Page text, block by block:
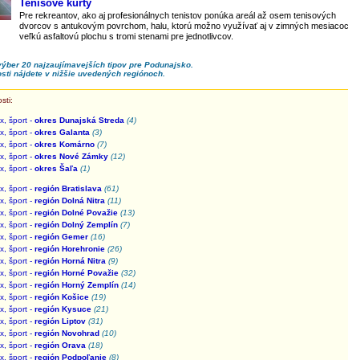
Tenisové kurty
Pre rekreantov, ako aj profesionálnych tenistov ponúka areál až osem tenisových
dvorcov s antukovým povrchom, halu, ktorú možno využívať aj v zimných
veľkú asfaltovú plochu s tromi stenami pre jednotlivcov.
20 najzaujímavejších tipov pre Podunajsko.
nájdete v nižšie uvedených regiónoch.
šport - okres Dunajská Streda (4)
šport - okres Galanta (3)
šport - okres Komárno (7)
šport - okres Nové Zámky (12)
šport - okres Šaľa (1)
šport - región Bratislava (61)
šport - región Dolná Nitra (11)
šport - región Dolné Považie (13)
šport - región Dolný Zemplín (7)
šport - región Gemer (16)
šport - región Horehronie (26)
šport - región Horná Nitra (9)
šport - región Horné Považie (32)
šport - región Horný Zemplín (14)
šport - región Košice (19)
šport - región Kysuce (21)
šport - región Liptov (31)
šport - región Novohrad (10)
šport - región Orava (18)
šport - región Podpoľanie (8)